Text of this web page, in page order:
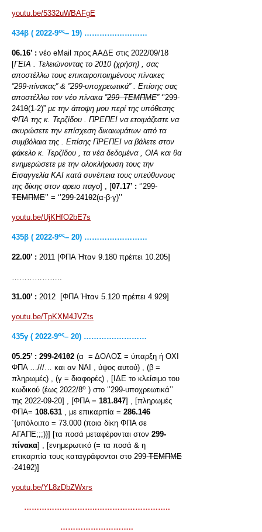
youtu.be/5332uWBAFgE
434β ( 2022-9ος– 19) ………….…………
06.16’ : νέο eMail προς ΑΑΔΕ στις 2022/09/18
[ΓΕΙΑ . Τελειώνοντας το 2010 (χρήση) , σας
αποστέλλω τους επικαιροποιημένους πίνακες
”299-πίνακας” & ”299-υποχρεωτικά” . Επίσης σας
αποστέλλω τον νέο πίνακα ”299–ΤΕΜΠΜΕ” ‘’299-
241θ(1-2)” με την άποψη μου περί της υπόθεσης
ΦΠΑ της κ. Τερζίδου . ΠΡΕΠΕΙ να ετοιμάζεστε να
ακυρώσετε την επίσχεση δικαιωμάτων από τα
συμβόλαια της . Επίσης ΠΡΕΠΕΙ να βάλετε στον
φάκελο κ. Τερζίδου , τα νέα δεδομένα , ΟΙΑ και θα
ενημερώσετε με την ολοκλήρωση τους την
Εισαγγελία ΚΑΙ κατά συνέπεια τους υπεύθυνους
της δίκης στον αρειο παγο] , [07.17’ : ‘’299-
ΤΕΜΠΜΕ’’ = ‘’299-241θ2(α-β-γ)’’
youtu.be/UjKHfO2bE7s
435β ( 2022-9ος– 20) ………….…………
22.00’ : 2011 [ΦΠΑ Ήταν 9.180 πρέπει 10.205]
………………..
31.00’ : 2012 [ΦΠΑ Ήταν 5.120 πρέπει 4.929]
youtu.be/TpKXM4JVZts
435γ ( 2022-9ος– 20) ………….…………
05.25’ : 299-241θ2 (α = ΔΟΛΟΣ = ύπαρξη ή ΟΧΙ
ΦΠΑ …///… και αν ΝΑΙ , ύψος αυτού) , (β =
πληρωμές) , (γ = διαφορές) , [ΙΔΕ το κλείσιμο του
κωδικού (έως 2022/8ο ) στο ‘’299-υποχρεωτικά’’
της 2022-09-20] , [ΦΠΑ = 181.847] , [πληρωμές
ΦΠΑ= 108.631 , με επικαρπία = 286.146
΄{υπόλοιπο = 73.000 (ποια δίκη ΦΠΑ σε
ΑΓΑΠΕ;;;)}] [τα ποσά μεταφέρονται στον 299-
πίνακα] , [ενημερωτικό (= τα ποσά & η
επικαρπία τους καταγράφονται στο 299-ΤΕΜΠΜΕ
-241θ2)]
youtu.be/YL8zDbZWxrs
………………………..………………………..
………………………..